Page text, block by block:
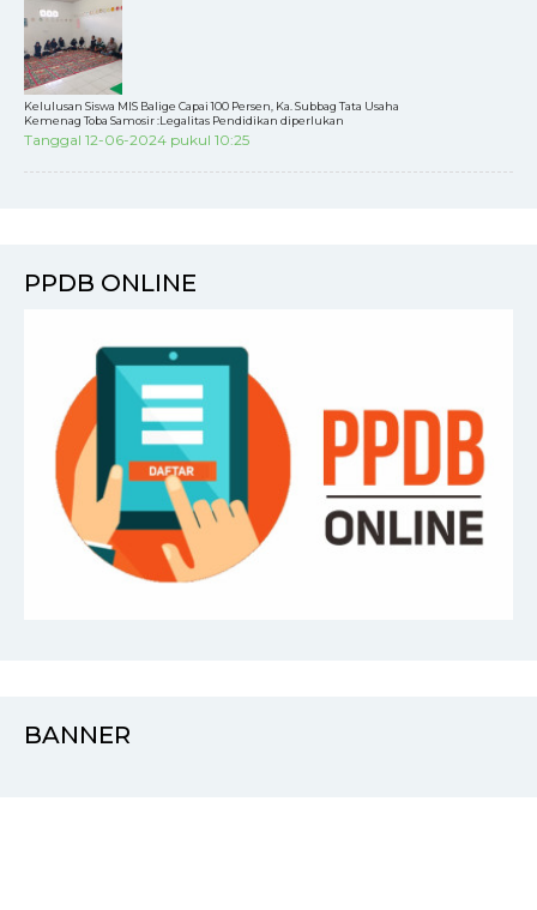
Kelulusan Siswa MIS Balige Capai 100 Persen, Ka. Subbag Tata Usaha
Kemenag Toba Samosir :Legalitas Pendidikan diperlukan
Tanggal 12-06-2024 pukul 10:25
PPDB ONLINE
BANNER